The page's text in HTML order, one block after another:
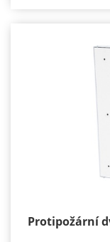
Protipožární